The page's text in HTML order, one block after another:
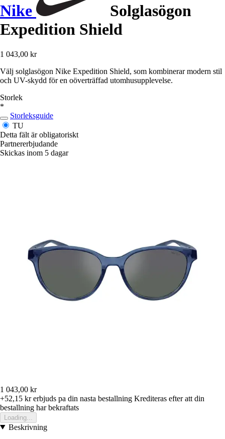
Nike
Solglasögon
Expedition Shield
1 043,00 kr
Välj solglasögon Nike Expedition Shield, som kombinerar modern stil
och UV-skydd för en oöverträffad utomhusupplevelse.
Storlek
*
Storleksguide
TU
Detta fält är obligatoriskt
Partnererbjudande
Skickas inom 5 dagar
1 043,00 kr
+52,15 krerbjuds pa din nasta bestallning Krediteras efter att din
bestallning har bekraftats
Loading...
Beskrivning